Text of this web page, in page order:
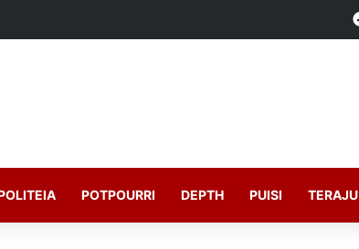
POTPOURRI DEPTH PUISI TERAJU